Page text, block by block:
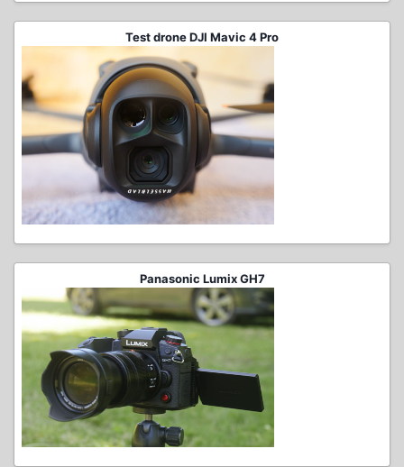
Test drone DJI Mavic 4 Pro
Panasonic Lumix GH7